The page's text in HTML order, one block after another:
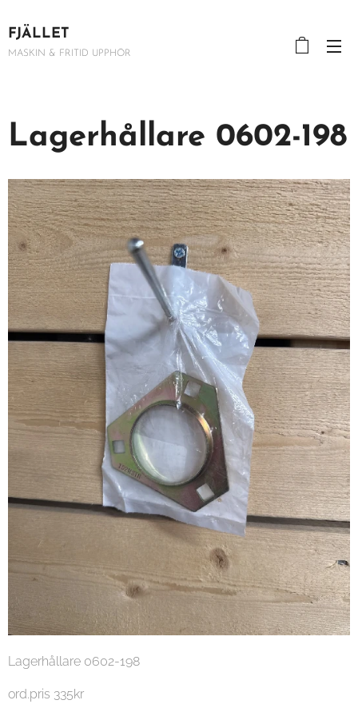
FJÄLLET
MASKIN & FRITID UPPHÖR
Lagerhållare 0602-198
Lagerhållare 0602-198
ord.pris 335kr